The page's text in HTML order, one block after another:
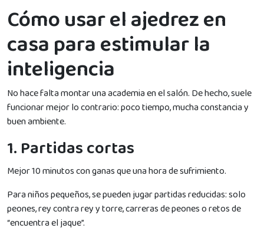
Cómo usar el ajedrez en
casa para estimular la
inteligencia
No hace falta montar una academia en el salón. De hecho, suele
funcionar mejor lo contrario: poco tiempo, mucha constancia y
buen ambiente.
1. Partidas cortas
Mejor 10 minutos con ganas que una hora de sufrimiento.
Para niños pequeños, se pueden jugar partidas reducidas: solo
peones, rey contra rey y torre, carreras de peones o retos de
“encuentra el jaque”.